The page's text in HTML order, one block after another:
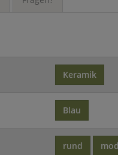
Keramik
Blau
rund